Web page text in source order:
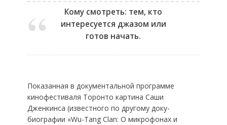
Кому смотреть: тем, кто
интересуется джазом или
готов начать.
Показанная в документальной программе
кинофестиваля Торонто картина Саши
Дженкинса (известного по другому доку-
биографии «Wu-Tang Clan: О микрофонах и